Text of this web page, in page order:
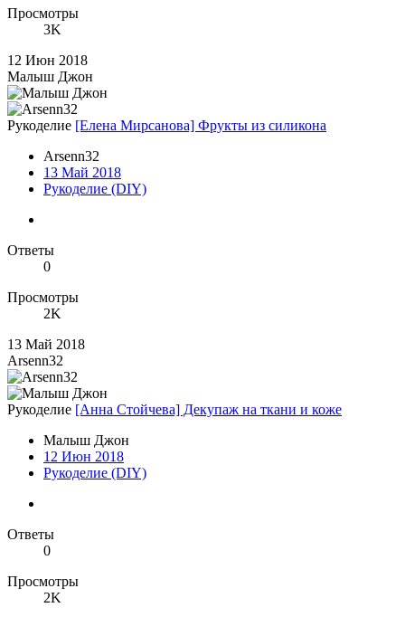
Просмотры
3K
12 Июн 2018
Малыш Джон
Рукоделие [Елена Мирсанова] Фрукты из силикона
Arsenn32
13 Май 2018
Рукоделие (DIY)
Ответы
0
Просмотры
2K
13 Май 2018
Arsenn32
Рукоделие [Анна Стойчева] Декупаж на ткани и коже
Малыш Джон
12 Июн 2018
Рукоделие (DIY)
Ответы
0
Просмотры
2K